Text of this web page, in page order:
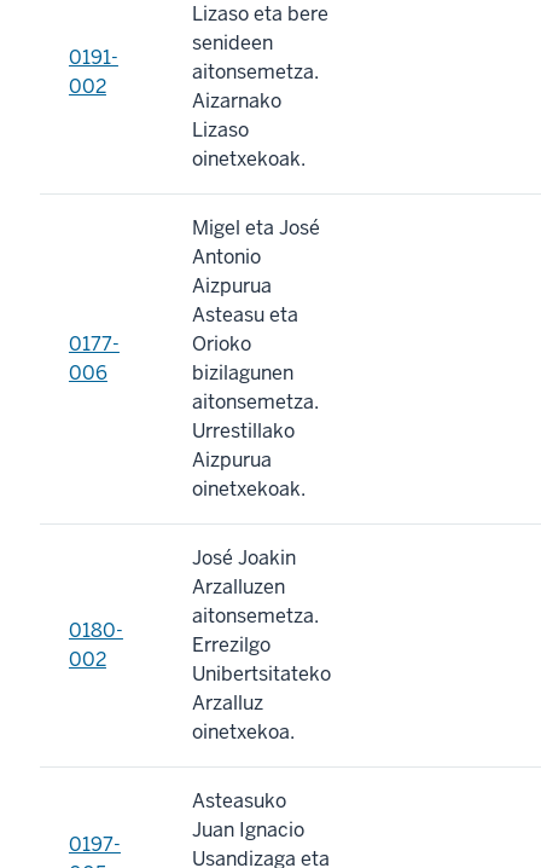
0191-
002
Lizaso eta bere
senideen
aitonsemetza.
Aizarnako
Lizaso
oinetxekoak.
0177-
006
Migel eta José
Antonio
Aizpurua
Asteasu eta
Orioko
bizilagunen
aitonsemetza.
Urrestillako
Aizpurua
oinetxekoak.
0180-
002
José Joakin
Arzalluzen
aitonsemetza.
Errezilgo
Unibertsitateko
Arzalluz
oinetxekoa.
0197-
Asteasuko
Juan Ignacio
Usandizaga eta